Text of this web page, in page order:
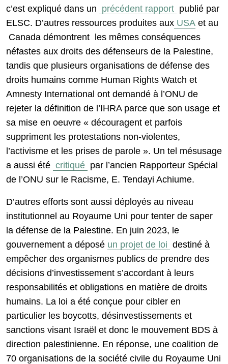
c’est expliqué dans un précédent rapport publié par
ELSC. D’autres ressources produites aux USA et au
Canada démontrent les mêmes conséquences
néfastes aux droits des défenseurs de la Palestine,
tandis que plusieurs organisations de défense des
droits humains comme Human Rights Watch et
Amnesty International ont demandé à l’ONU de
rejeter la définition de l’IHRA parce que son usage et
sa mise en oeuvre « découragent et parfois
suppriment les protestations non-violentes,
l’activisme et les prises de parole ». Un tel mésusage
a aussi été critiqué par l’ancien Rapporteur Spécial
de l’ONU sur le Racisme, E. Tendayi Achiume.
D’autres efforts sont aussi déployés au niveau
institutionnel au Royaume Uni pour tenter de saper
la défense de la Palestine. En juin 2023, le
gouvernement a déposé un projet de loi destiné à
empêcher des organismes publics de prendre des
décisions d’investissement s’accordant à leurs
responsabilités et obligations en matière de droits
humains. La loi a été conçue pour cibler en
particulier les boycotts, désinvestissements et
sanctions visant Israël et donc le mouvement BDS à
direction palestinienne. En réponse, une coalition de
70 organisations de la société civile du Royaume Uni